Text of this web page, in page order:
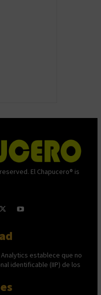
El Chapucero® is
establece que no
identificable (IIP) de los